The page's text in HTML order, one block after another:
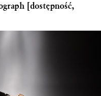
[dostępność,